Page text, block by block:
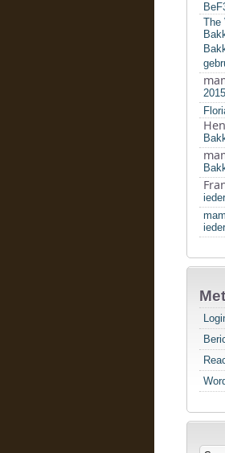
The
2015